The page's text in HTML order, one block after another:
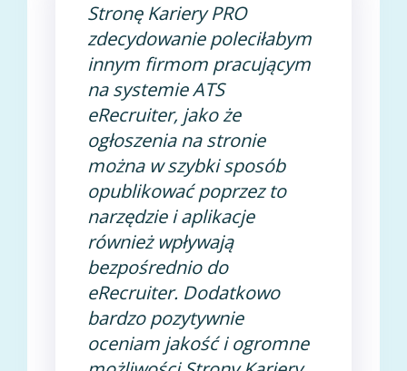
Stronę Kariery PRO
zdecydowanie poleciłabym
innym firmom pracującym
na systemie ATS
eRecruiter, jako że
ogłoszenia na stronie
można w szybki sposób
opublikować poprzez to
narzędzie i aplikacje
również wpływają
bezpośrednio do
eRecruiter. Dodatkowo
bardzo pozytywnie
oceniam jakość i ogromne